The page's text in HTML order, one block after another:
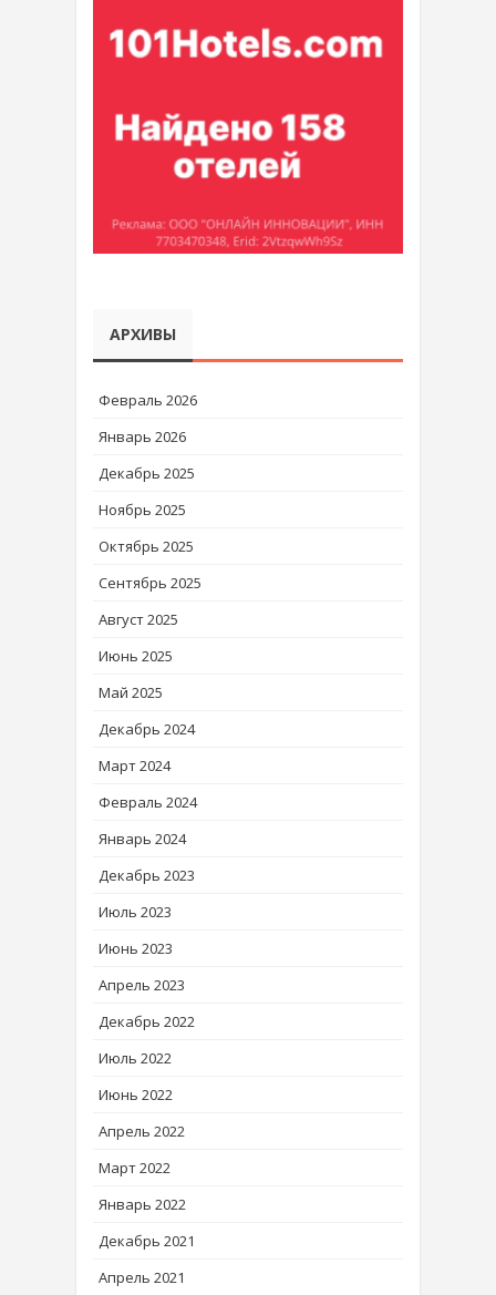
АРХИВЫ
Февраль 2026
Январь 2026
Декабрь 2025
Ноябрь 2025
Октябрь 2025
Сентябрь 2025
Август 2025
Июнь 2025
Май 2025
Декабрь 2024
Март 2024
Февраль 2024
Январь 2024
Декабрь 2023
Июль 2023
Июнь 2023
Апрель 2023
Декабрь 2022
Июль 2022
Июнь 2022
Апрель 2022
Март 2022
Январь 2022
Декабрь 2021
Апрель 2021